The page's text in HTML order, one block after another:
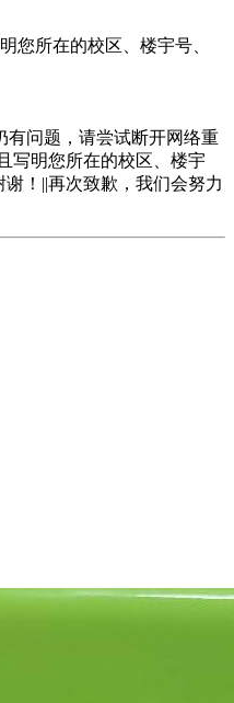
您所在的校区、楼宇号、
有问题，请尝试断开网络重
写明您所在的校区、楼宇
！||再次致歉，我们会努力